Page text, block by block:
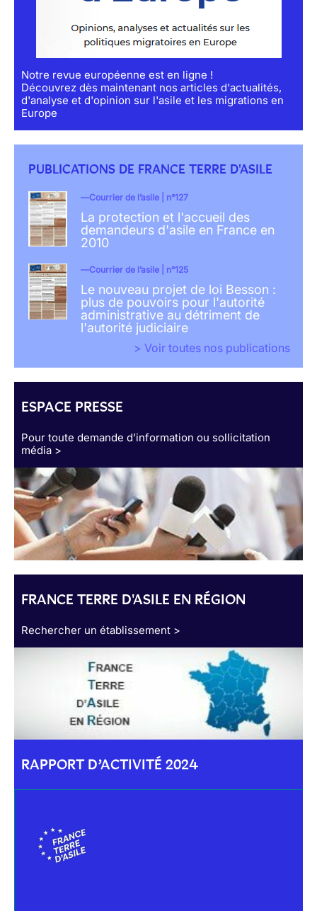
Notre revue européenne est en ligne !
Découvrez dès maintenant nos articles d'actualités,
d'analyse et d'opinion sur l'asile et les migrations en
Europe
PUBLICATIONS DE FRANCE TERRE D'ASILE
Courrier de l’asile | n°127
La protection et l'accueil des
demandeurs d'asile en France en
2010
Courrier de l’asile | n°125
Le nouveau projet de loi Besson :
plus de pouvoirs pour l'autorité
administrative au détriment de
l'autorité judiciaire
> Voir toutes nos publications
ESPACE PRESSE
Pour toute demande d’information ou sollicitation
média >
FRANCE TERRE D'ASILE EN RÉGION
Rechercher un établissement >
RAPPORT D’ACTIVITÉ 2024